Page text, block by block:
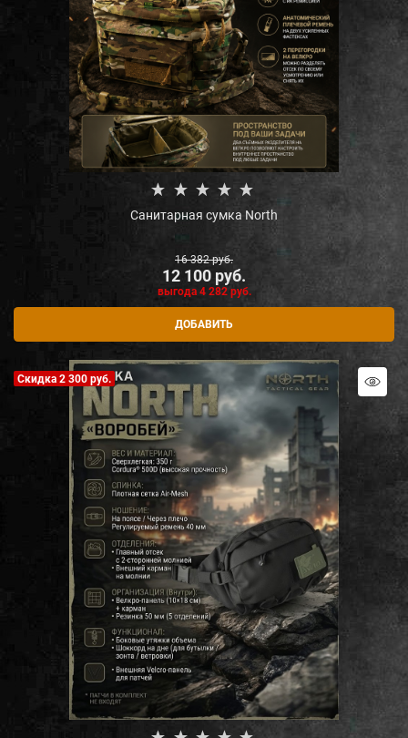
Санитарная сумка North
16 382 руб.
12 100 руб.
выгода 4 282 руб.
ДОБАВИТЬ
Скидка 2 300 руб.